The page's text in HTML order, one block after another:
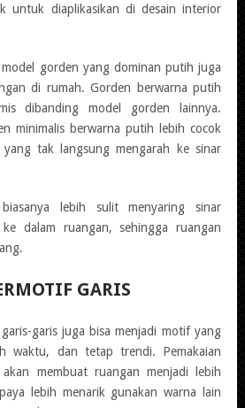
untuk diaplikasikan di desain interior
gorden yang dominan putih juga
di rumah. Gorden berwarna putih
dibanding model gorden lainnya.
minimalis berwarna putih lebih cocok
tak langsung mengarah ke sinar
lebih sulit menyaring sinar
dalam ruangan, sehingga ruangan
GARIS
garis juga bisa menjadi motif yang
waktu, dan tetap trendi. Pemakaian
membuat ruangan menjadi lebih
lebih menarik gunakan warna lain